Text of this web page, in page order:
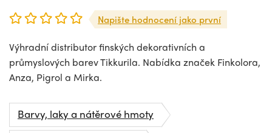
Napište hodnocení jako první
Výhradní distributor finských dekorativních a
průmyslových barev Tikkurila. Nabídka značek Finkolora,
Anza, Pigrol a Mirka.
Barvy, laky a nátěrové hmoty